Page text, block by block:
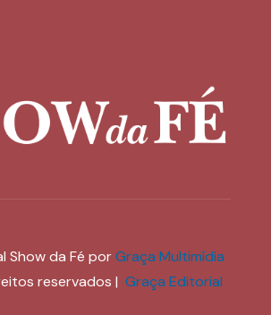
Show da Fé porGraça Multimídia
reservados | Graça Editorial